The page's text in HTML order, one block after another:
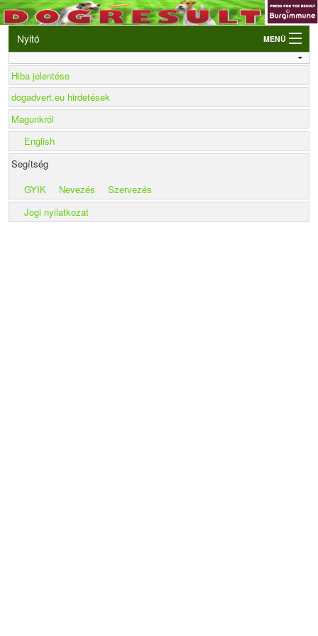
Nyitó MENÜ
Belépés
VB és EO válogatók
Élő eredmények
Rendezvények
Kutyák
Tulajdonosok/Felvezetők
Hiba jelentése
dogadvert.eu hirdetések
Magunkról
English
Segítség
GYIK
Nevezés
Szervezés
Jogi nyilatkozat